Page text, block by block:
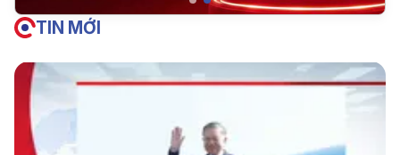
TIN MỚI